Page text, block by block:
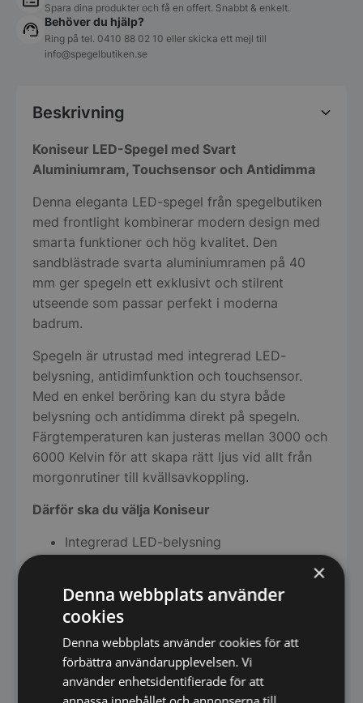
Spara dina produkter och få en offert. Snabbt & enkelt.
Behöver du hjälp?
Ring på tel. 0410 88 02 10 eller skicka ett mejl till
info@spegelbutiken.se
Beskrivning
Koniseur LED-Spegel med Svart
Aluminiumram, Touchsensor och Antidimma
Denna eleganta LED-spegel från spegelbutiken
med frontlight kombinerar modern design med
smarta funktioner och hög kvalitet. Den
sandblästrade svarta aluminiumramen på 40
mm ger spegeln ett exklusivt och stilrent
utseende som passar perfekt i moderna
badrum.
Spegeln är utrustad med integrerad LED-
belysning, antidimfunktion och touchsensor.
Med en enkel beröring kan du styra både
belysning och antidimma direkt på spegeln.
Färgtemperaturen kan justeras mellan 3000 och
6000 Kelvin för att skapa rätt ljus vid allt från
morgonrutiner till kvällsavkoppling.
Därför ska du välja Koniseur
Integrerad LED-belysning
färgåtergivning
Perfekt som badrums- och sminkspegel
Uppfyller EU krav på låg
standbyförbrukning
Produktinformation
×
Denna webbplats använder
cookies
Denna webbplats använder cookies för att
förbättra användarupplevelsen. Vi
använder enhetsidentifierade för att